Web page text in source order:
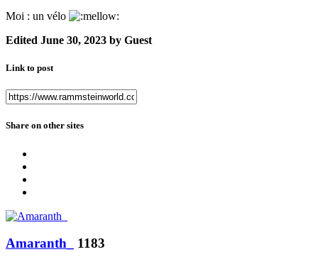
Moi : un vélo
Edited June 30, 2023 by Guest
Link to post
Share on other sites
Amaranth_ 1183